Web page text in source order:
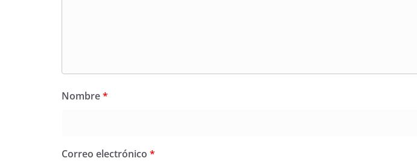
Nombre*
Correo electrónico *